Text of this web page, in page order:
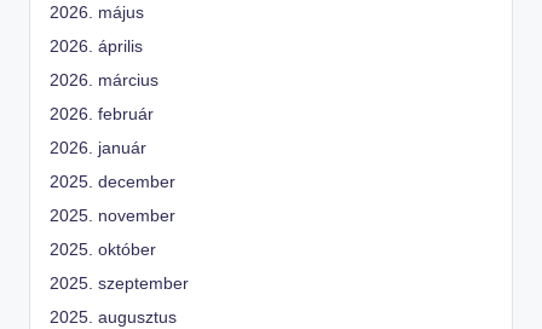
2026. május
2026. április
2026. március
2026. február
2026. január
2025. december
2025. november
2025. október
2025. szeptember
2025. augusztus